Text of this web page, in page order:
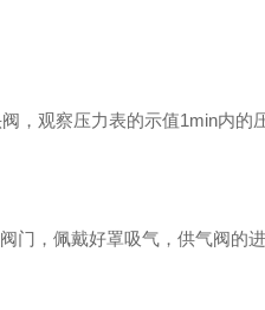
，观察压力表的示值1min内的
，佩戴好罩吸气，供气阀的进